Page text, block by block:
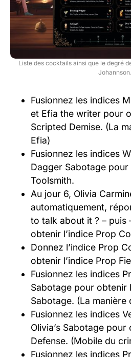
Liste des cocktails ainsi que le degré
Johannson.
Fusionnez les indices
et Efia the writer pour
Scripted Demise. (La
Efia)
Fusionnez les indices
Dagger Sabotage pour
Toolsmith.
Au jour 6, Olivia
automatiquement,
to talk about it ? – puis
obtenir l’indice Prop
Donnez l’indice Prop
obtenir l’indice Prop
Fusionnez les indices
Sabotage pour obtenir
Sabotage. (La manière
Fusionnez les indices
Olivia’s Sabotage pour
Defense. (Mobile du
Fusionnez les indices